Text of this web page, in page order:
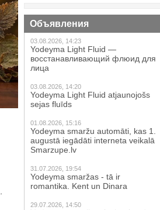
Объявления
03.08.2026, 14:23
Yodeyma Light Fluid —
восстанавливающий флюид для
лица
03.08.2026, 14:20
Yodeyma Light Fluid atjaunojošs
sejas fluīds
01.08.2026, 15:16
Yodeyma smaržu automāti, kas 1.
augustā iegādāti interneta veikalā
Smarzupe.lv
31.07.2026, 19:54
Yodeyma smaržas - tā ir
romantika. Kent un Dinara
29.07.2026, 14:50